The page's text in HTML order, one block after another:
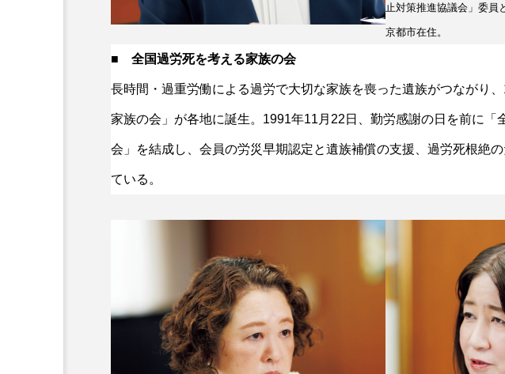
止対策推進協議会」委員
京都市在住。
■ 全国過労死を考える家族の会
長時間・過重労働による過労で大切な家族を喪った遺族がつながり
家族の会」が各地に誕生。1991年11月22日、勤労感謝の日を前に「
会」を結成し、会員の労災早期認定と遺族補償の支援、過労死根絶
ている。